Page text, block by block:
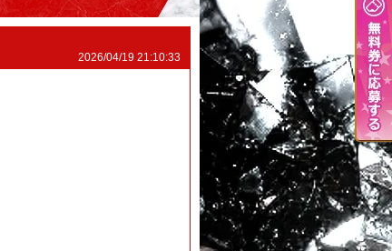
2026/04/19 21:10:33